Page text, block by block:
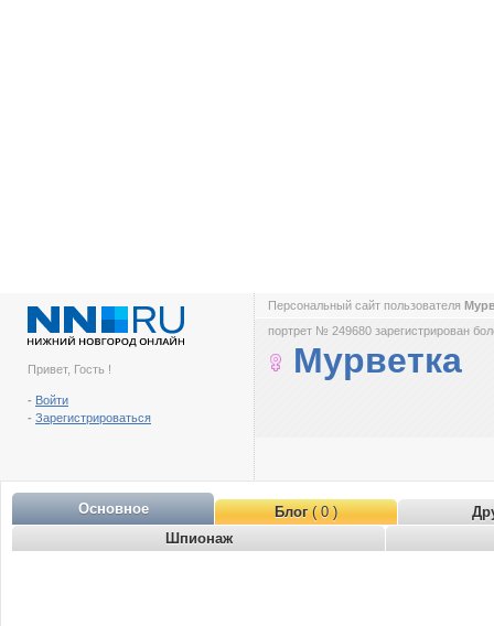
Привет, Гость !
- Войти
- Зарегистрироваться
Персональный сайт пользователя
портрет № 249680 зарегистрирован
Мурветка
Основное Блог( 0 )
Шпионаж